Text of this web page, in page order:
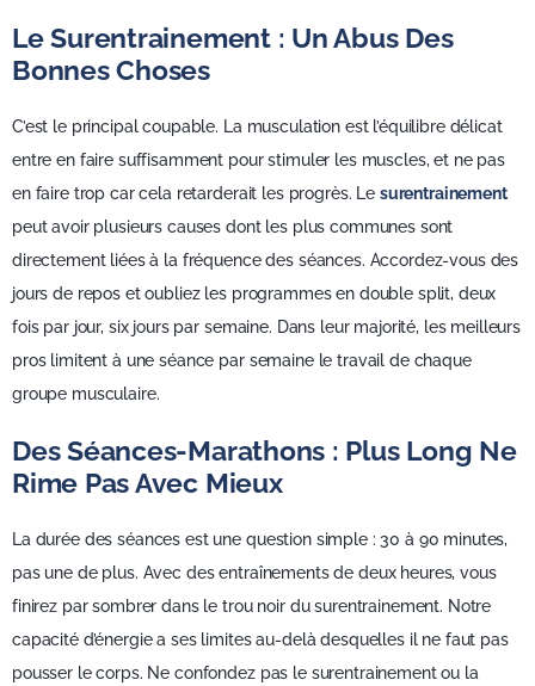
Le Surentrainement : Un Abus Des
Bonnes Choses
C’est le principal coupable. La musculation est l’équilibre délicat
entre en faire suffisamment pour stimuler les muscles, et ne pas
en faire trop car cela retarderait les progrès. Le surentrainement
peut avoir plusieurs causes dont les plus communes sont
directement liées à la fréquence des séances. Accordez-vous des
jours de repos et oubliez les programmes en double split, deux
fois par jour, six jours par semaine. Dans leur majorité, les meilleurs
pros limitent à une séance par semaine le travail de chaque
groupe musculaire.
Des Séances-Marathons : Plus Long Ne
Rime Pas Avec Mieux
La durée des séances est une question simple : 30 à 90 minutes,
pas une de plus. Avec des entraînements de deux heures, vous
finirez par sombrer dans le trou noir du surentrainement. Notre
capacité d’énergie a ses limites au-delà desquelles il ne faut pas
pousser le corps. Ne confondez pas le surentrainement ou la